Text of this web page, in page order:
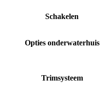
Schakelen
Opties onderwaterhuis
Trimsysteem